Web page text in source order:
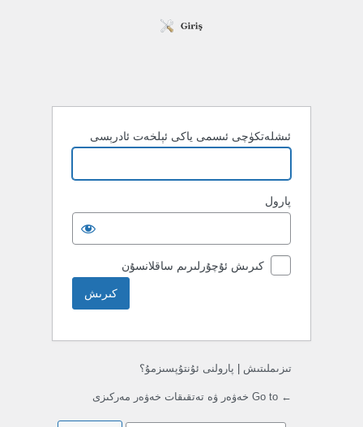
ئىشلەتكۈچى ئىسمى ياكى ئېلخەت ئادرېسى
پارول
كىرىش ئۇچۇرلىرىم ساقلانسۇن
تىزىملىتىش پارولنى ئۇنتۇپسىزمۇ؟
← Go to خەۋەر ۋە تەتقىقات خەۋەر مەركىزى